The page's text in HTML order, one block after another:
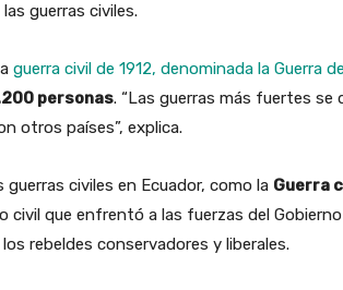
guerras civiles.
guerra civil de 1912, denominada la Guerra
personas. “Las guerras más fuertes se
otros países”, explica.
civiles en Ecuador, como la Guerra
civil que enfrentó a las fuerzas del
rebeldes conservadores y liberales.